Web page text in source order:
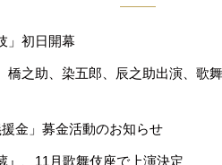
」初日開幕
橋之助、染五郎、辰之助出演、歌
金」募金活動のお知らせ
』、11月歌舞伎座で上演決定